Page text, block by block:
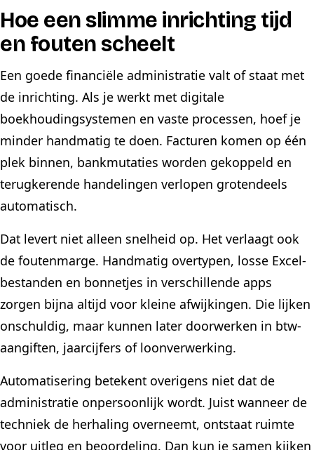
Hoe een slimme inrichting tijd
en fouten scheelt
Een goede financiële administratie valt of staat met
de inrichting. Als je werkt met digitale
boekhoudingsystemen en vaste processen, hoef je
minder handmatig te doen. Facturen komen op één
plek binnen, bankmutaties worden gekoppeld en
terugkerende handelingen verlopen grotendeels
automatisch.
Dat levert niet alleen snelheid op. Het verlaagt ook
de foutenmarge. Handmatig overtypen, losse Excel-
bestanden en bonnetjes in verschillende apps
zorgen bijna altijd voor kleine afwijkingen. Die lijken
onschuldig, maar kunnen later doorwerken in btw-
aangiften, jaarcijfers of loonverwerking.
Automatisering betekent overigens niet dat de
administratie onpersoonlijk wordt. Juist wanneer de
techniek de herhaling overneemt, ontstaat ruimte
voor uitleg en beoordeling. Dan kun je samen kijken